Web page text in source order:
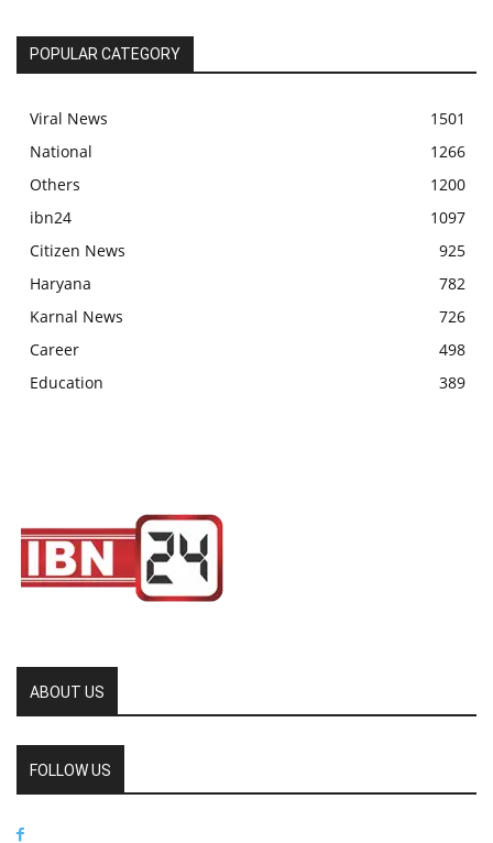
POPULAR CATEGORY
Viral News
1501
National
1266
Others
1200
ibn24
1097
Citizen News
925
Haryana
782
Karnal News
726
Career
498
Education
389
ABOUT US
FOLLOW US